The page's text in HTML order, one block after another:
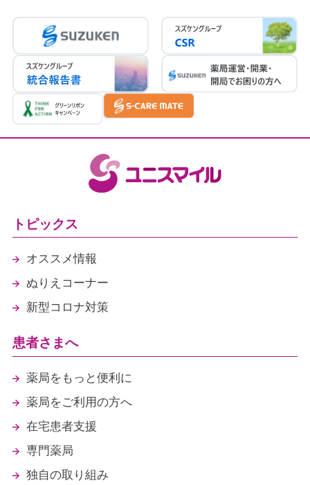
10円／日
後発医薬品体制加算3（30点）
連携強化加算（5点）
医療DX推進体制整備加算１（10点）
かかりつけ薬剤師指導料（76点）
かかりつけ薬剤師包括管理料（291点）
在宅薬学総合体制加算1（15点）
在宅患者医療用麻薬持続注射療養加算（250
在宅中心静脈栄養法加算（150点/単位）
在宅患者訪問薬剤管理指導料
（2026年4月30日現在）
トピックス
オススメ情報
ぬりえコーナー
新型コロナ対策
患者さまへ
薬局をもっと便利に
薬局をご利用の方へ
在宅患者支援
専門薬局
独自の取り組み